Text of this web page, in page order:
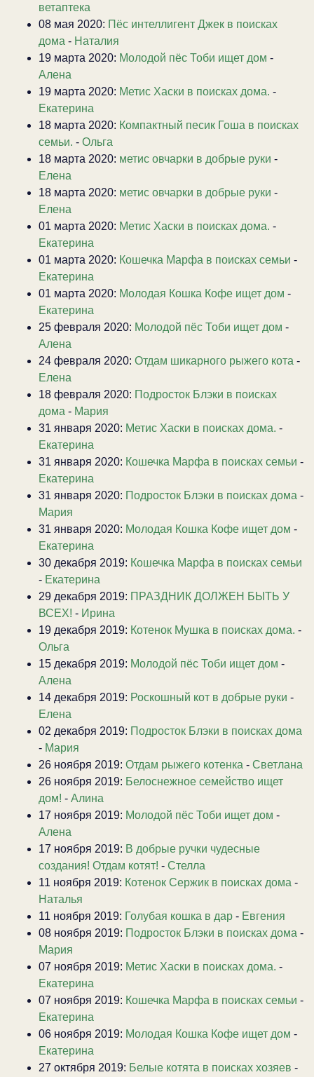
ветаптека
08 мая 2020: Пёс интеллигент Джек в поисках
дома - Наталия
19 марта 2020: Молодой пёс Тоби ищет дом -
Алена
19 марта 2020: Метис Хаски в поисках дома. -
Екатерина
18 марта 2020: Компактный песик Гоша в поисках
семьи. - Ольга
18 марта 2020: метис овчарки в добрые руки -
Елена
18 марта 2020: метис овчарки в добрые руки -
Елена
01 марта 2020: Метис Хаски в поисках дома. -
Екатерина
01 марта 2020: Кошечка Марфа в поисках семьи -
Екатерина
01 марта 2020: Молодая Кошка Кофе ищет дом -
Екатерина
25 февраля 2020: Молодой пёс Тоби ищет дом -
Алена
24 февраля 2020: Отдам шикарного рыжего кота -
Елена
18 февраля 2020: Подросток Блэки в поисках
дома - Мария
31 января 2020: Метис Хаски в поисках дома. -
Екатерина
31 января 2020: Кошечка Марфа в поисках семьи -
Екатерина
31 января 2020: Подросток Блэки в поисках дома -
Мария
31 января 2020: Молодая Кошка Кофе ищет дом -
Екатерина
30 декабря 2019: Кошечка Марфа в поисках семьи
- Екатерина
29 декабря 2019: ПРАЗДНИК ДОЛЖЕН БЫТЬ У
ВСЕХ! - Ирина
19 декабря 2019: Котенок Мушка в поисках дома. -
Ольга
15 декабря 2019: Молодой пёс Тоби ищет дом -
Алена
14 декабря 2019: Роскошный кот в добрые руки -
Елена
02 декабря 2019: Подросток Блэки в поисках дома
- Мария
26 ноября 2019: Отдам рыжего котенка - Светлана
26 ноября 2019: Белоснежное семейство ищет
дом! - Алина
17 ноября 2019: Молодой пёс Тоби ищет дом -
Алена
17 ноября 2019: В добрые ручки чудесные
создания! Отдам котят! - Стелла
11 ноября 2019: Котенок Сержик в поисках дома -
Наталья
11 ноября 2019: Голубая кошка в дар - Евгения
08 ноября 2019: Подросток Блэки в поисках дома -
Мария
07 ноября 2019: Метис Хаски в поисках дома. -
Екатерина
07 ноября 2019: Кошечка Марфа в поисках семьи -
Екатерина
06 ноября 2019: Молодая Кошка Кофе ищет дом -
Екатерина
27 октября 2019: Белые котята в поисках хозяев -